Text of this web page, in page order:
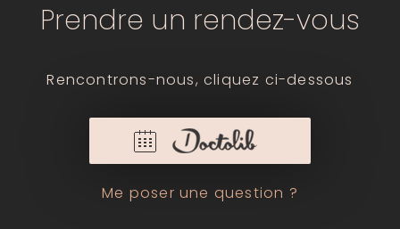
Prendre un rendez-vous
Rencontrons-nous, cliquez ci-dessous
Me poser une question ?